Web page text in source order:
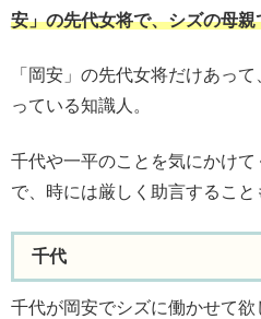
安」の先代女将で、シズの母親
「岡安」の先代女将だけあっ
っている知識人。
千代や一平のことを気にかけ
で、時には厳しく助言すること
千代
千代が岡安でシズに働かせて